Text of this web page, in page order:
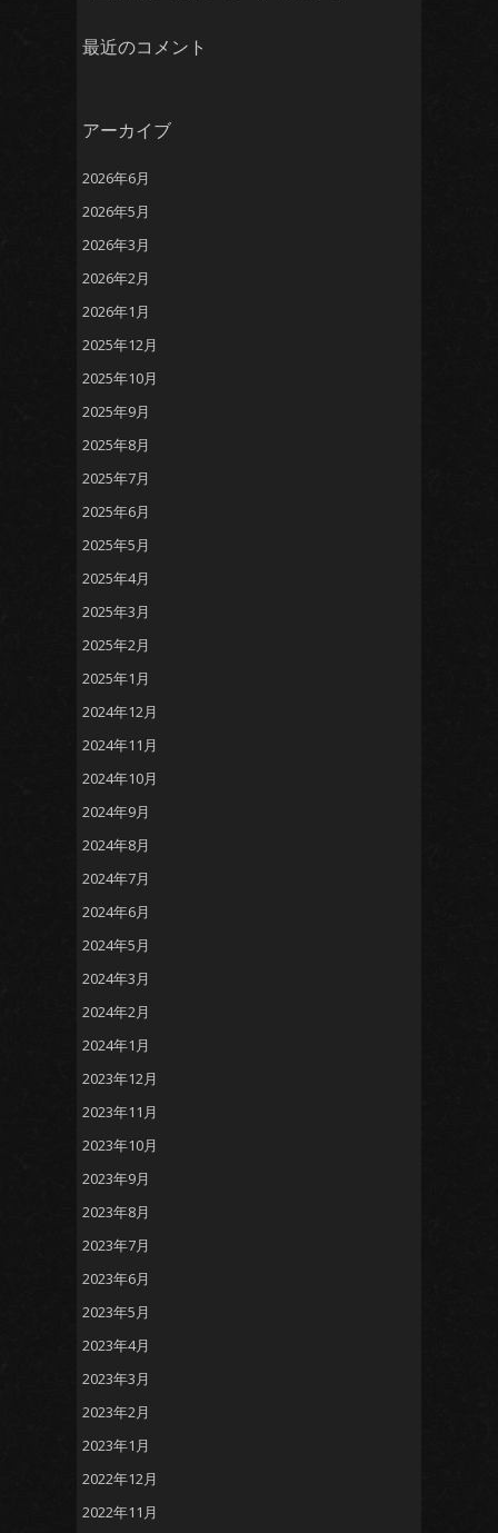
最近のコメント
アーカイブ
2026年6月
2026年5月
2026年3月
2026年2月
2026年1月
2025年12月
2025年10月
2025年9月
2025年8月
2025年7月
2025年6月
2025年5月
2025年4月
2025年3月
2025年2月
2025年1月
2024年12月
2024年11月
2024年10月
2024年9月
2024年8月
2024年7月
2024年6月
2024年5月
2024年3月
2024年2月
2024年1月
2023年12月
2023年11月
2023年10月
2023年9月
2023年8月
2023年7月
2023年6月
2023年5月
2023年4月
2023年3月
2023年2月
2023年1月
2022年12月
2022年11月